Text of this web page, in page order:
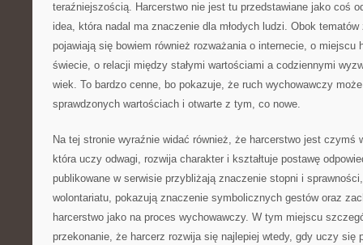
teraźniejszością. Harcerstwo nie jest tu przedstawiane jako coś
idea, która nadal ma znaczenie dla młodych ludzi. Obok
pojawiają się bowiem również rozważania o internecie, o miejscu
świecie, o relacji między stałymi wartościami a codziennymi
wiek. To bardzo cenne, bo pokazuje, że ruch wychowawczy
sprawdzonych wartościach i otwarte z tym, co nowe.
Na tej stronie wyraźnie widać również, że harcerstwo jest czymś
która uczy odwagi, rozwija charakter i kształtuje postawę
publikowane w serwisie przybliżają znaczenie stopni i
wolontariatu, pokazują znaczenie symbolicznych gestów oraz
harcerstwo jako na proces wychowawczy. W tym miejscu
przekonanie, że harcerz rozwija się najlepiej wtedy, gdy uczy się